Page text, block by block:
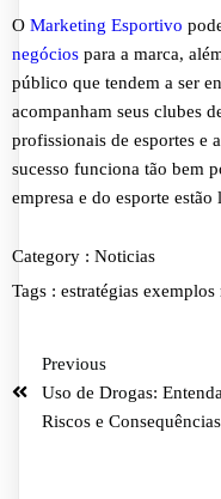
O Marketing Esportivo
negócios para a marca,
público que tendem a ser
acompanham seus clubes
profissionais de esportes e
sucesso funciona tão bem
empresa e do esporte estão
Category : Noticias
Tags : estratégias exemplos
Previous
Uso de Drogas:
Riscos e Consequências